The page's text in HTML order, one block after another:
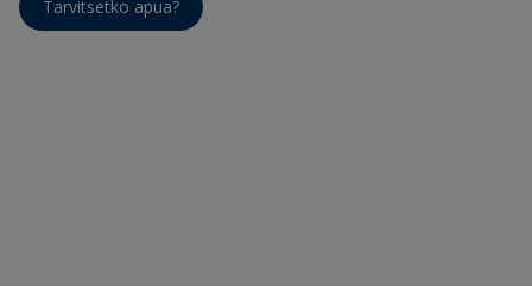
Tarvitsetko apua?